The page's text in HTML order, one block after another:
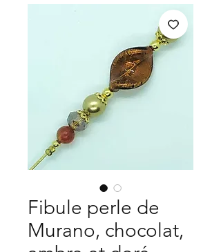
Fibule perle de
Murano, chocolat,